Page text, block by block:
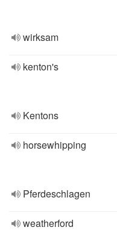
wirksam
kenton's
Kentons
horsewhipping
Pferdeschlagen
weatherford